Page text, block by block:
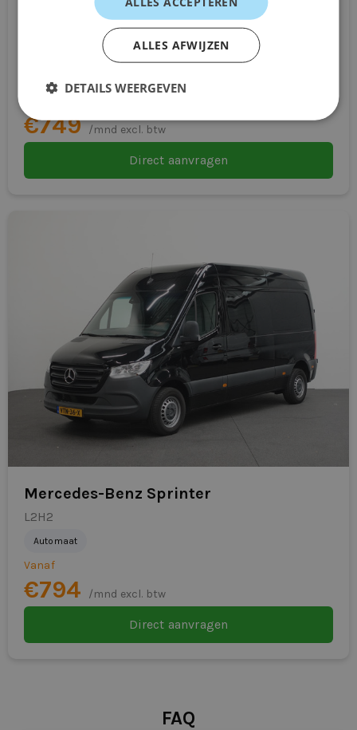
Renault Kadjar
€749/mnd excl. btw
Direct aanvragen
Mercedes-Benz Sprinter
L2H2
Automaat
Vanaf
€794 /mnd excl. btw
Direct aanvragen
FAQ
ALLES AFWIJZEN
DETAILS WEERGEVEN